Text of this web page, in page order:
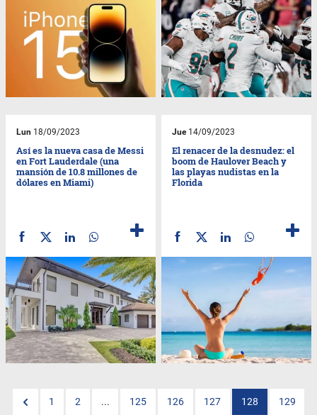
Lun 18/09/2023
Así es la nueva casa de Messi
en Fort Lauderdale (una
mansión de 10.8 millones de
dólares en Miami)
Jue14/09/2023
El renacer de la desnudez: el
boom de Haulover Beach y
las playas nudistas en la
Florida
1 2 ... 125 126 127 128 129